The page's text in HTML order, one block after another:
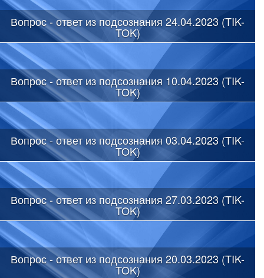
Вопрос - ответ из подсознания 24.04.2023 (TIK-
TOK)
Вопрос - ответ из подсознания 10.04.2023 (TIK-
TOK)
Вопрос - ответ из подсознания 03.04.2023 (TIK-
TOK)
Вопрос - ответ из подсознания 27.03.2023 (TIK-
TOK)
Вопрос - ответ из подсознания 20.03.2023 (TIK-
TOK)